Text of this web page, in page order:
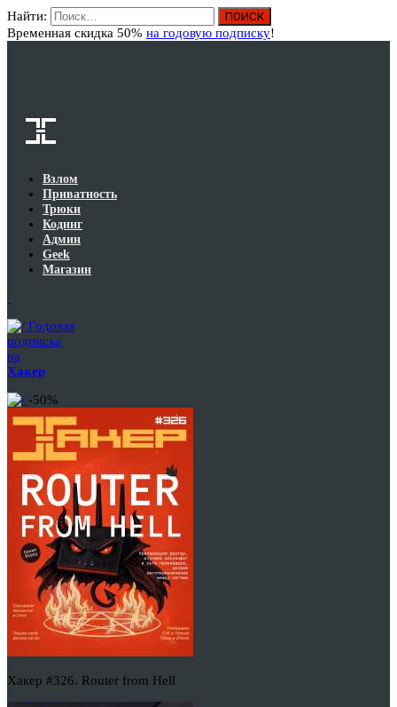
Найти:
Временная скидка 50% на годовую подписку!
Взлом
Приватность
Трюки
Кодинг
Админ
Geek
Магазин
Годовая
подписка
на
Хакер
-50%
Хакер #326. Router from Hell